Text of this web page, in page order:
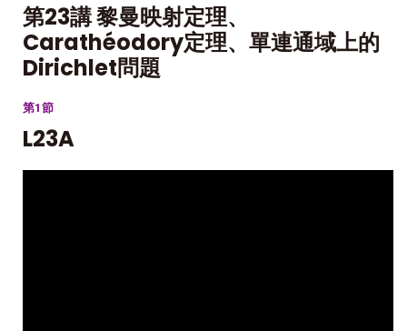
第23講 黎曼映射定理、
Carathéodory定理、單連通域上的
Dirichlet問題
第1節
L23A